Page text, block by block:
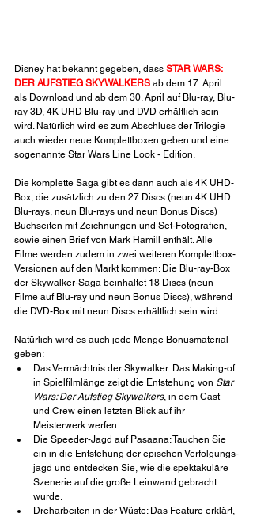
Disney hat bekannt gegeben, dass STAR WARS:
DER AUFSTIEG SKYWALKERS ab dem 17. April
als Download und ab dem 30. April auf Blu-ray, Blu-
ray 3D, 4K UHD Blu-ray und DVD erhältlich sein
wird. Natürlich wird es zum Abschluss der Trilogie
auch wieder neue Komplettboxen geben und eine
sogenannte Star Wars Line Look - Edition.
Die komplette Saga gibt es dann auch als 4K UHD-
Box, die zusätzlich zu den 27 Discs (neun 4K UHD
Blu-rays, neun Blu-rays und neun Bonus Discs)
Buchseiten mit Zeichnungen und Set-Fotografien,
sowie einen Brief von Mark Hamill enthält. Alle
Filme werden zudem in zwei weiteren Komplettbox-
Versionen auf den Markt kommen: Die Blu-ray-Box
der Skywalker-Saga beinhaltet 18 Discs (neun
Filme auf Blu-ray und neun Bonus Discs), während
die DVD-Box mit neun Discs erhältlich sein wird.
Natürlich wird es auch jede Menge Bonusmaterial
geben:
Das Vermächtnis der Skywalker: Das Making-of
in Spielfilmlänge zeigt die Entstehung von Star
Wars: Der Aufstieg Skywalkers, in dem Cast
und Crew einen letzten Blick auf ihr
Meisterwerk werfen.
Die Speeder-Jagd auf Pasaana: Tauchen Sie
ein in die Entstehung der epischen Verfolgungs­
jagd und entdecken Sie, wie die spektakuläre
Szenerie auf die große Leinwand gebracht
wurde.
Dreharbeiten in der Wüste: Das Feature erklärt,